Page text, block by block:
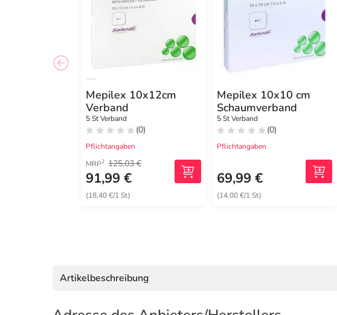
Mepilex 10x12cm
Verband
5 St Verband
(0)
Pflichtangaben
MRP2 125,03 €
91,99 €
(18,40 €/1 St)
Mepilex 10x10 cm
Schaumverband
5 St Verband
(0)
Pflichtangaben
69,99 €
(14,00 €/1 St)
Artikelbeschreibung